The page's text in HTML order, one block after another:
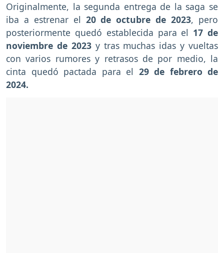
Originalmente, la segunda entrega de la saga se
iba a estrenar el 20 de octubre de 2023, pero
posteriormente quedó establecida para el 17 de
noviembre de 2023 y tras muchas idas y vueltas
con varios rumores y retrasos de por medio, la
cinta quedó pactada para el 29 de febrero de
2024.